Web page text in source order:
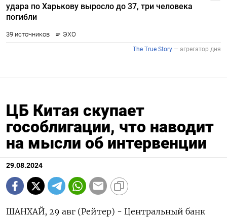
ЦБ Китая скупает
гособлигации, что наводит
на мысли об интервенции
29.08.2024
ШАНХАЙ, 29 авг (Рейтер) - Центральный банк